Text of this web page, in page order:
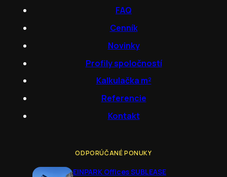
FAQ
Cenník
Novinky
Profily spoločností
Kalkulačka m²
Referencie
Kontakt
ODPORÚČANÉ PONUKY
EINPARK Offices SUBLEASE